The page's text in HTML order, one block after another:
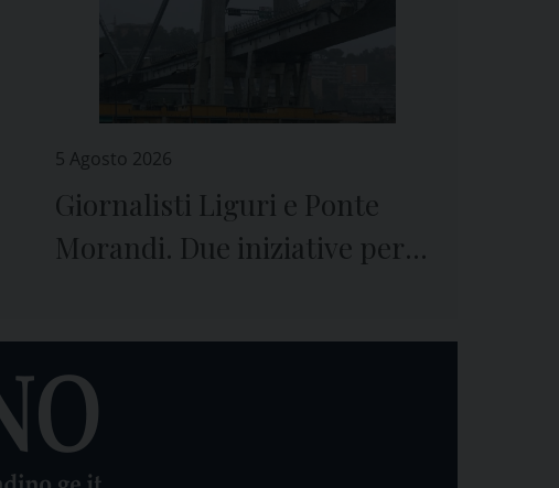
5 Agosto 2026
Giornalisti Liguri e Ponte
Morandi. Due iniziative per